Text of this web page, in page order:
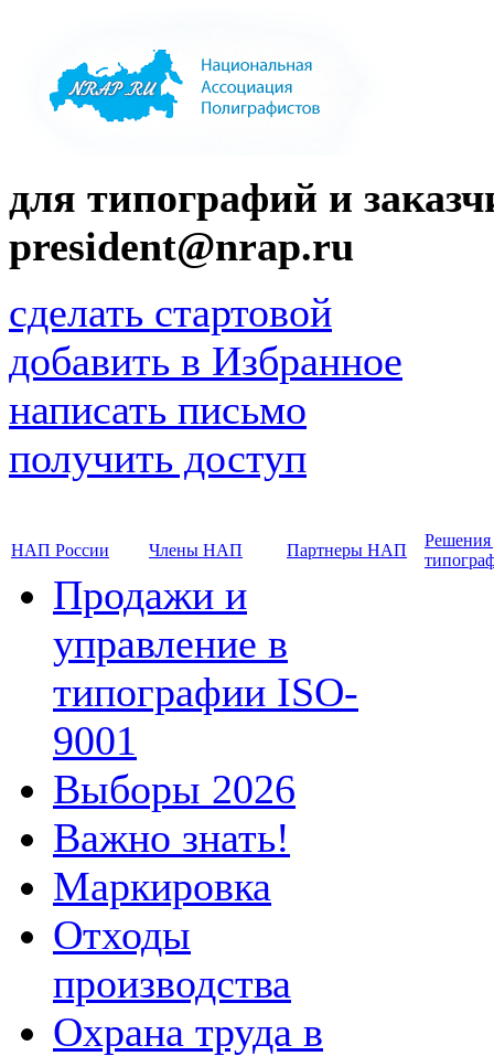
для типографий и
president@nrap.ru
сделать стартовой
добавить в Избранное
написать письмо
получить доступ
НАП России Члены НАП Партнеры НАП
Решения
Продажи и
управление в
типографии ISO-
9001
Выборы 2026
Важно знать!
Маркировка
Отходы
производства
Охрана труда в